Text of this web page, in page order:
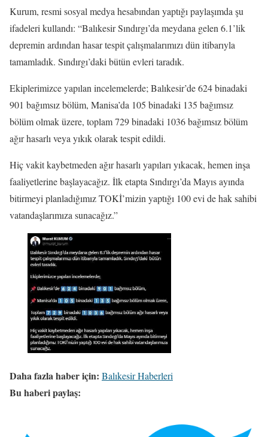
Kurum, resmi sosyal medya hesabından yaptığı paylaşımda şu
ifadeleri kullandı: “Balıkesir Sındırgı’da meydana gelen 6.1’lik
depremin ardından hasar tespit çalışmalarımızı dün itibarıyla
tamamladık. Sındırgı’daki bütün evleri taradık.
Ekiplerimizce yapılan incelemelerde; Balıkesir’de 624 binadaki
901 bağımsız bölüm, Manisa’da 105 binadaki 135 bağımsız
bölüm olmak üzere, toplam 729 binadaki 1036 bağımsız bölüm
ağır hasarlı veya yıkık olarak tespit edildi.
Hiç vakit kaybetmeden ağır hasarlı yapıları yıkacak, hemen inşa
faaliyetlerine başlayacağız. İlk etapta Sındırgı’da Mayıs ayında
bitirmeyi planladığımız TOKİ’mizin yaptığı 100 evi de hak sahibi
vatandaşlarımıza sunacağız.”
Daha fazla haber için: Balıkesir Haberleri
Bu haberi paylaş: